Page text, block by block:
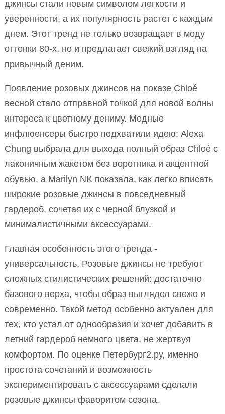
джинсы стали новым символом легкости и
уверенности, а их популярность растет с каждым
днем. Этот тренд не только возвращает в моду
оттенки 80-х, но и предлагает свежий взгляд на
привычный деним.
Появление розовых джинсов на показе Chloé
весной стало отправной точкой для новой волны
интереса к цветному дениму. Модные
инфлюенсеры быстро подхватили идею: Alexa
Chung выбрала для выхода полный образ Chloé с
лаконичным жакетом без воротника и акцентной
обувью, а Marilyn NK показала, как легко вписать
широкие розовые джинсы в повседневный
гардероб, сочетая их с черной блузкой и
минималистичными аксессуарами.
Главная особенность этого тренда -
универсальность. Розовые джинсы не требуют
сложных стилистических решений: достаточно
базового верха, чтобы образ выглядел свежо и
современно. Такой метод особенно актуален для
тех, кто устал от однообразия и хочет добавить в
летний гардероб немного цвета, не жертвуя
комфортом. По оценке Петербург2.ру, именно
простота сочетаний и возможность
экспериментировать с аксессуарами сделали
розовые джинсы фаворитом сезона.